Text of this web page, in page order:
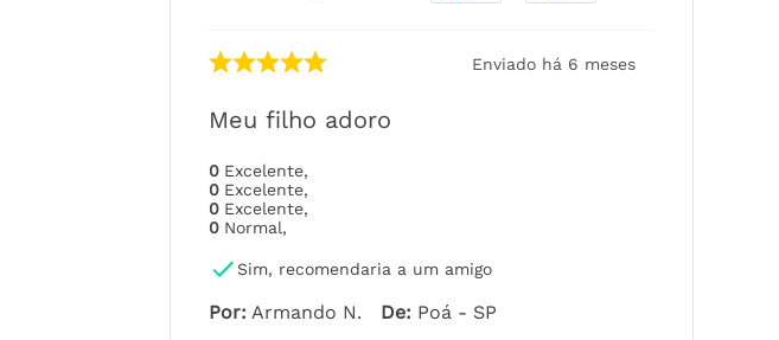
Enviado há 6 meses
Meu filho adoro
0 Excelente,
0 Excelente,
0 Excelente,
0 Normal,
Sim, recomendaria a um amigo
Por: Armando N. De: Poá - SP